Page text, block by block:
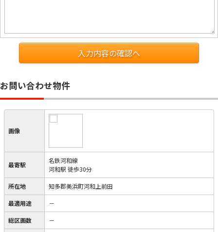
入力内容の確認へ
お問い合わせ物件
画像
最寄駅
名鉄河和線
河和駅 徒歩30分
所在地 知多郡美浜町河和上前田
最適用途 －
総区画数 －